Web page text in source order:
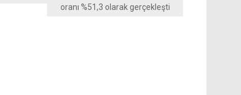
oranı %51,3 olarak gerçekleşti